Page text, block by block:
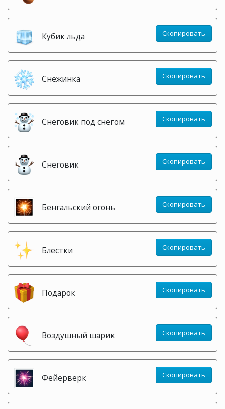
Кубик льда Скопировать
Снежинка Скопировать
Снеговик под снегом Скопировать
Снеговик Скопировать
Бенгальский огонь Скопировать
Блестки Скопировать
Подарок Скопировать
Воздушный шарик Скопировать
Фейерверк Скопировать